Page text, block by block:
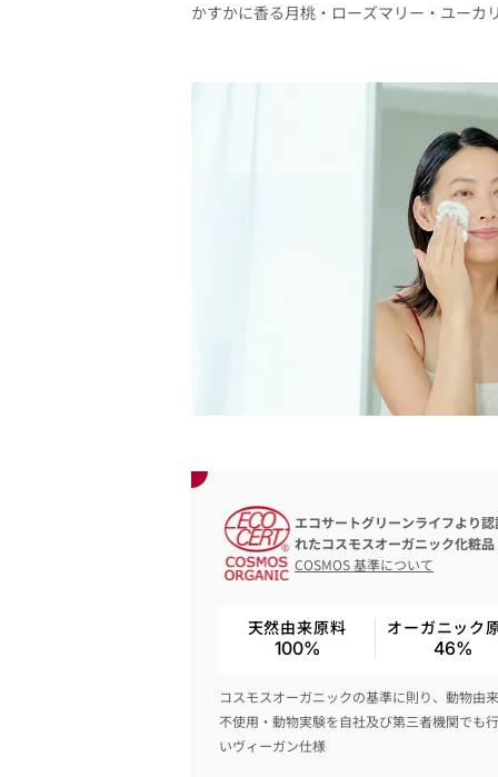
かすかに香る月桃・ローズマリー・ユー
エコサートグリーンライフより
れたコスモスオーガニック化粧品
COSMOS 基準について
天然由来原料
100%
オーガニック
46%
コスモスオーガニックの基準に則り、動物由
不使用・動物実験を自社及び第三者機関でも
いヴィーガン仕様